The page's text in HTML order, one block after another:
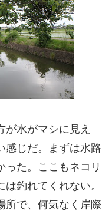
水がマシに見え
感じだ。まずは水路
った。ここもネコリ
釣れてくれない。
所で、何気なく岸際